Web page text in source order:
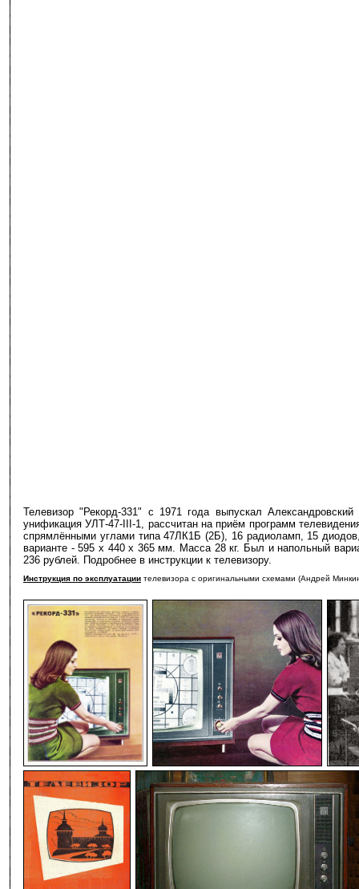
Телевизор "Рекорд-331" с 1971 года выпускал
унификация УЛТ-47-III-1, рассчитан на приём программ
спрямлёнными углами типа 47ЛК1Б (2Б), 16 радиоламп, 15
варианте - 595 х 440 х 365 мм. Масса 28 кг. Был и напольный
236 рублей. Подробнее в инструкции к телевизору.
Инструкция по эксплуатации телевизора с оригинальными схемами (Андрей